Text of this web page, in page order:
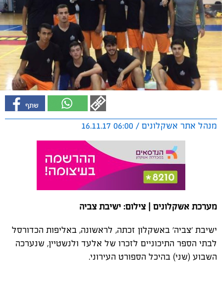
מנהל אתר אשקלונים / 06:00 16.11.17
מערכת אשקלונים | צילום: ישיבת צביה
ישיבת 'צביה' באשקלון זכתה, לראשונה, באליפות הכדורסל
לבתי הספר התיכוניים לזכרו של אלעד ולנשטיין, שנערכה
השבוע (שני) בהיכל הספורט העירוני.